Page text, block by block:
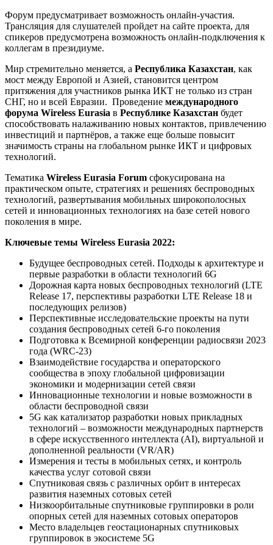
Форум предусматривает возможность онлайн-участия.
Трансляция для слушателей пройдет на сайте проекта, для
спикеров предусмотрена возможность онлайн-подключения к
коллегам в президиуме.
Мир стремительно меняется, а Республика Казахстан, как
мост между Европой и Азией, становится центром
притяжения для участников рынка ИКТ не только из стран
СНГ, но и всей Евразии. Проведение международного
форума Wireless Eurasia в Республике Казахстан будет
способствовать налаживанию новых контактов, привлечению
инвестиций и партнёров, а также еще больше повысит
значимость страны на глобальном рынке ИКТ и цифровых
технологий.
Тематика Wireless Eurasia Forum сфокусирована на
практическом опыте, стратегиях и решениях беспроводных
технологий, развертывания мобильных широкополосных
сетей и инновационных технологиях на базе сетей нового
поколения в мире.
Ключевые темы Wireless Eurasia 2022:
Будущее беспроводных сетей. Подходы к архитектуре и
первые разработки в области технологий 6G
Дорожная карта новых беспроводных технологий (LTE
Release 17, перспективы разработки LTE Release 18 и
последующих релизов)
Перспективные исследовательские проекты на пути
создания беспроводных сетей 6-го поколения
Подготовка к Всемирной конференции радиосвязи 2023
года (WRC-23)
Взаимодействие государства и операторского
сообщества в эпоху глобальной цифровизации
экономики и модернизации сетей связи
Инновационные технологии и новые возможности в
области беспроводной связи
5G как катализатор разработки новых прикладных
технологий – возможности международных партнерств
в сфере искусственного интеллекта (AI), виртуальной и
дополненной реальности (VR/AR)
Измерения и тесты в мобильных сетях, и контроль
качества услуг сотовой связи
Спутниковая связь с различных орбит в интересах
развития наземных сотовых сетей
Низкоорбитальные спутниковые группировки в роли
опорных сетей для наземных сотовых операторов
Место владельцев геостационарных спутниковых
группировок в экосистеме 5G